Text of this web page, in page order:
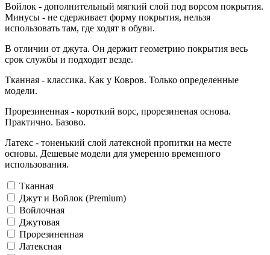
Войлок - дополнительный мягкий слой под ворсом покрытия.
Минусы - не сдерживает форму покрытия, нельзя
использовать там, где ходят в обуви.
В отличии от джута. Он держит геометрию покрытия весь
срок службы и подходит везде.
Тканная - классика. Как у Ковров. Только определенные
модели.
Прорезиненная - короткий ворс, прорезиненая основа.
Практично. Базово.
Латекс - тоненький слой латексной пропитки на месте
основы. Дешевые модели для умеренно временного
использования.
Тканная
Джут и Войлок (Premium)
Войлочная
Джутовая
Прорезиненная
Латексная